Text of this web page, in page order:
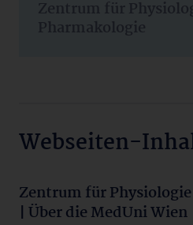
Zentrum für
Pharmakologie
Webseiten-
Zentrum für
| Über die MedUni Wien